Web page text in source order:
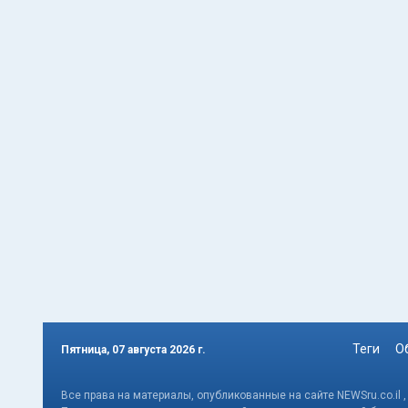
Пятница, 07 августа 2026 г. Теги
Все права на материалы, опубликованные на сайте NEWSru.co.il